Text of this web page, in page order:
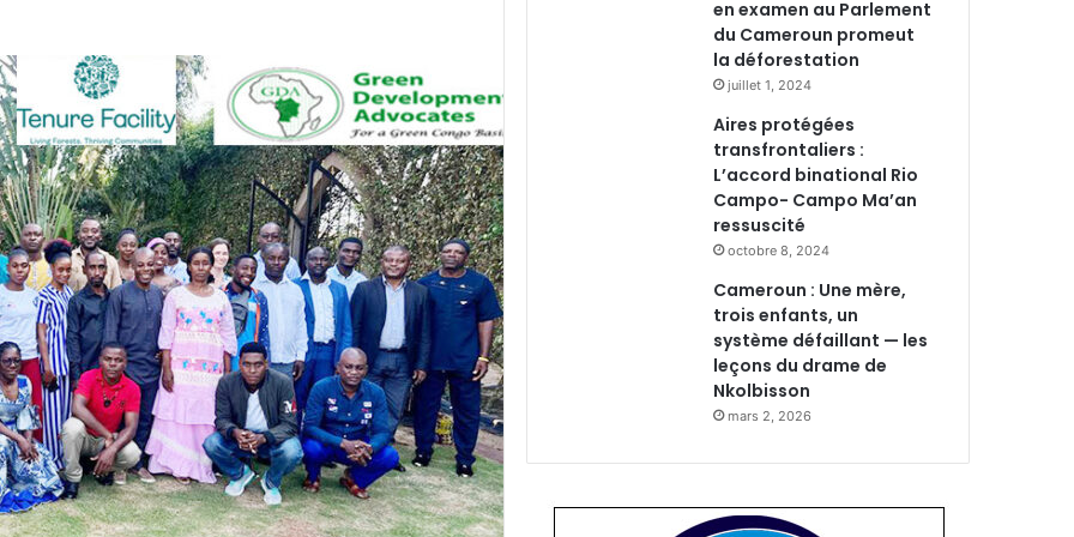
en examen au Parlement
du Cameroun promeut
la déforestation
juillet 1, 2024
Aires protégées
transfrontaliers :
L’accord binational Rio
Campo- Campo Ma’an
ressuscité
octobre 8, 2024
Cameroun : Une mère,
trois enfants, un
système défaillant — les
leçons du drame de
Nkolbisson
mars 2, 2026